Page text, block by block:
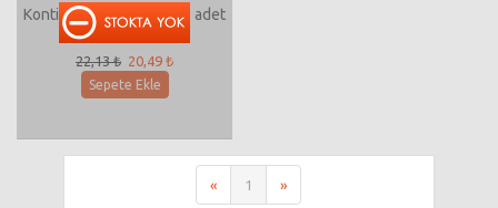
Kontil Çiğneme Tableti 6 adet
250mg
22,13 ₺ 20,49 ₺
Sepete Ekle
« 1 »